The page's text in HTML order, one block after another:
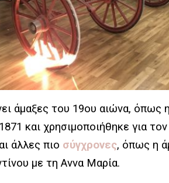
άμαξες του 19ου αιώνα, όπως
και χρησιμοποιήθηκε για
άλλες πιο σύγχρονες, όπως η
με τη Αννα Μαρία.